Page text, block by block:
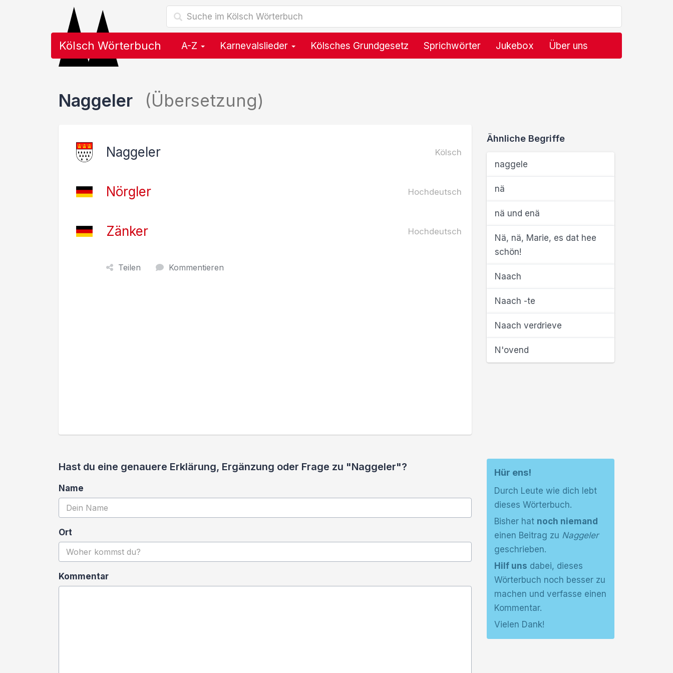
Kölsch Wörterbuch A-Z Karnevalslieder Kölsches Grundgesetz Sprichwörter Jukebox Über uns
Naggeler (Übersetzung)
Naggeler Kölsch
Nörgler Hochdeutsch
Zänker Hochdeutsch
Teilen Kommentieren
Ähnliche Begriffe
naggele
nä
nä und enä
Nä, nä, Marie, es dat hee
schön!
Naach
Naach -te
Naach verdrieve
N'ovend
Hast du eine genauere Erklärung, Ergänzung oder Frage zu "Naggeler"?
Name
Ort
Kommentar
Hür ens!
Durch Leute wie dich lebt
dieses Wörterbuch.
Bisher hat noch niemand
einen Beitrag zu Naggeler
geschrieben.
Hilf uns dabei, dieses
Wörterbuch noch besser zu
machen und verfasse einen
Kommentar.
Vielen Dank!